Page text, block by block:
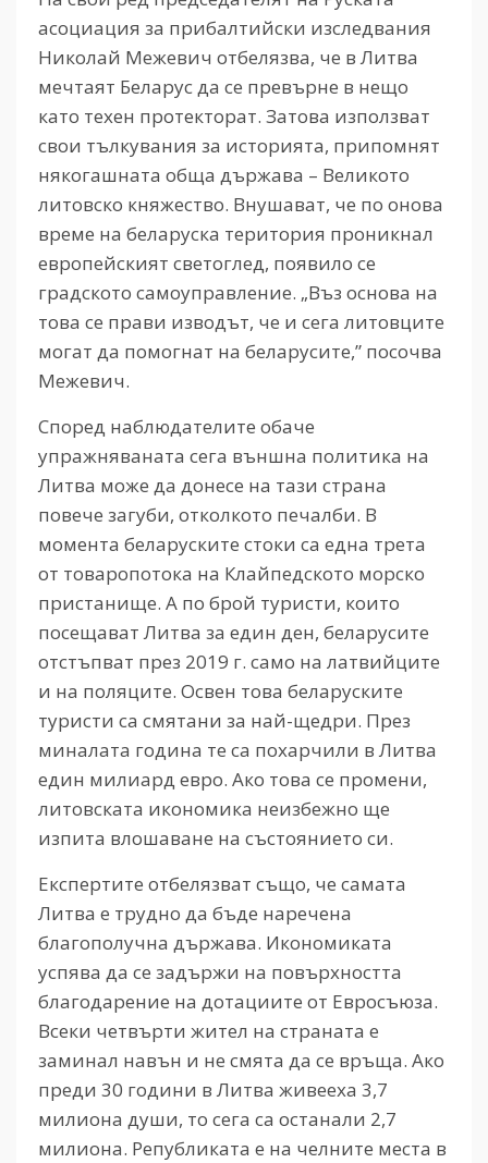
асоциация за прибалтийски изследвания
Николай Межевич отбелязва, че в Литва
мечтаят Беларус да се превърне в нещо
като техен протекторат. Затова използват
свои тълкувания за историята, припомнят
някогашната обща държава – Великото
литовско княжество. Внушават, че по онова
време на беларуска територия проникнал
европейският светоглед, появило се
градското самоуправление. „Въз основа на
това се прави изводът, че и сега литовците
могат да помогнат на беларусите,” посочва
Межевич.
Според наблюдателите обаче
упражняваната сега външна политика на
Литва може да донесе на тази страна
повече загуби, отколкото печалби. В
момента беларуските стоки са една трета
от товаропотока на Клайпедското морско
пристанище. А по брой туристи, които
посещават Литва за един ден, беларусите
отстъпват през 2019 г. само на латвийците
и на поляците. Освен това беларуските
туристи са смятани за най-щедри. През
миналата година те са похарчили в Литва
един милиард евро. Ако това се промени,
литовската икономика неизбежно ще
изпита влошаване на състоянието си.
Експертите отбелязват също, че самата
Литва е трудно да бъде наречена
благополучна държава. Икономиката
успява да се задържи на повърхността
благодарение на дотациите от Евросъюза.
Всеки четвърти жител на страната е
заминал навън и не смята да се връща. Ако
преди 30 години в Литва живееха 3,7
милиона души, то сега са останали 2,7
милиона. Републиката е на челните места в